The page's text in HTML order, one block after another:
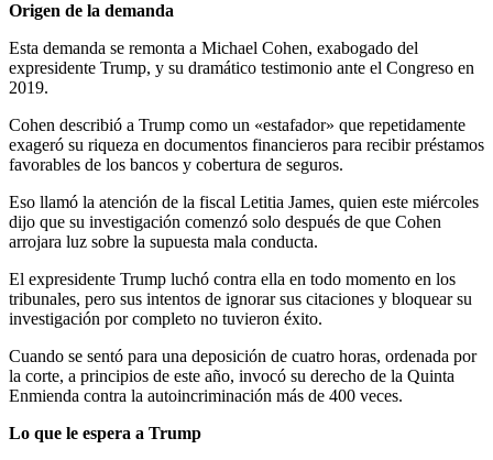
Origen de la demanda
Esta demanda se remonta a Michael Cohen, exabogado del
expresidente Trump, y su dramático testimonio ante el Congreso en
2019.
Cohen describió a Trump como un «estafador» que repetidamente
exageró su riqueza en documentos financieros para recibir préstamos
favorables de los bancos y cobertura de seguros.
Eso llamó la atención de la fiscal Letitia James, quien este miércoles
dijo que su investigación comenzó solo después de que Cohen
arrojara luz sobre la supuesta mala conducta.
El expresidente Trump luchó contra ella en todo momento en los
tribunales, pero sus intentos de ignorar sus citaciones y bloquear su
investigación por completo no tuvieron éxito.
Cuando se sentó para una deposición de cuatro horas, ordenada por
la corte, a principios de este año, invocó su derecho de la Quinta
Enmienda contra la autoincriminación más de 400 veces.
Lo que le espera a Trump